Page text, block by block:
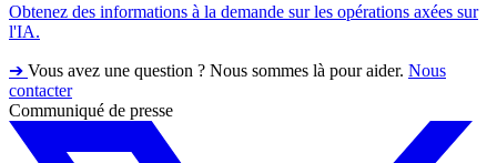
Obtenez des informations à la demande sur les opérations axées sur
l'IA.
➔ Vous avez une question ? Nous sommes là pour aider. Nous
contacter
Communiqué de presse